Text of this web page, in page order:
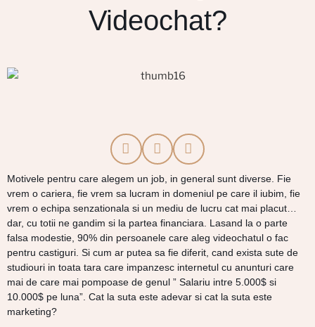
Videochat?
Motivele pentru care alegem un job, in general sunt diverse. Fie
vrem o cariera, fie vrem sa lucram in domeniul pe care il iubim, fie
vrem o echipa senzationala si un mediu de lucru cat mai placut…
dar, cu totii ne gandim si la partea financiara. Lasand la o parte
falsa modestie, 90% din persoanele care aleg videochatul o fac
pentru castiguri. Si cum ar putea sa fie diferit, cand exista sute de
studiouri in toata tara care impanzesc internetul cu anunturi care
mai de care mai pompoase de genul ” Salariu intre 5.000$ si
10.000$ pe luna”. Cat la suta este adevar si cat la suta este
marketing?